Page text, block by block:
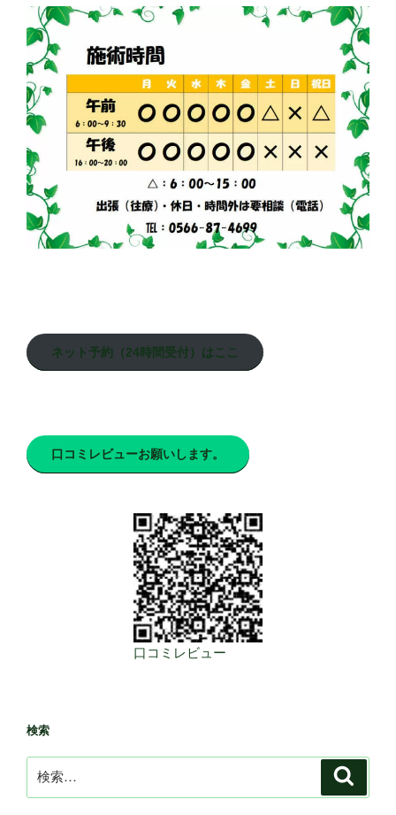
ネット予約（24時間受付）はここ
口コミレビューお願いします。
口コミレビュー
検索
索: